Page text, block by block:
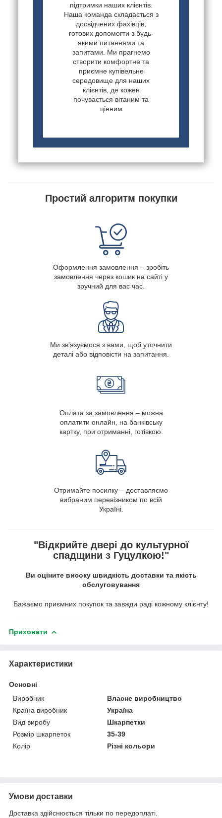
підтримки наших клієнтів.
Наша команда складається з
досвідчених фахівців,
готових допомогти з будь-
якими питаннями та
запитами. Ми прагнемо
створити комфортне та
приємне купівельне
середовище для наших
клієнтів, де кожен
почувається вітаним та
цінним
Простий алгоритм покупки
Оформлення замовлення – зробіть
замовлення через кошик на сайті у
зручний для вас час.
Ми зв'язуємося з вами, щоб уточнити
деталі або відповісти на запитання.
Оплата за замовлення – можна
оплатити онлайн, на банківську
картку, при отриманні, готівкою.
Отримайте посилку – доставляємо
вибраним перевізником по всій
Україні.
"Відкрийте двері до культурної
спадщини з Гуцулкою!"
Ви оціните високу швидкість доставки та якість
обслуговування
Бажаємо приємних покупок та завжди раді кожному клієнту!
Приховати
Характеристики
Основні
Виробник
Власне виробництво
Країна виробник
Україна
Вид виробу
Шкарпетки
Розмір шкарпеток
35-39
Колір
Різні кольори
Умови доставки
Доставка здійснюється тільки по передоплаті.